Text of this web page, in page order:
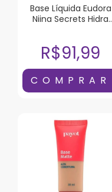
Base Líquida Eudora
Niina Secrets Hidra
R$91,99